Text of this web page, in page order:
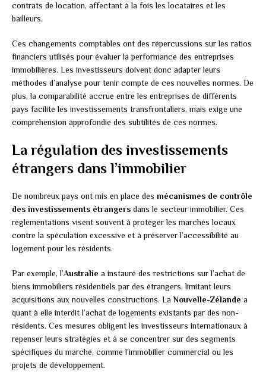
contrats de location, affectant à la fois les locataires et les
bailleurs.
Ces changements comptables ont des répercussions sur les ratios
financiers utilisés pour évaluer la performance des entreprises
immobilières. Les investisseurs doivent donc adapter leurs
méthodes d’analyse pour tenir compte de ces nouvelles normes. De
plus, la comparabilité accrue entre les entreprises de différents
pays facilite les investissements transfrontaliers, mais exige une
compréhension approfondie des subtilités de ces normes.
La régulation des investissements
étrangers dans l’immobilier
De nombreux pays ont mis en place des mécanismes de contrôle
des investissements étrangers dans le secteur immobilier. Ces
réglementations visent souvent à protéger les marchés locaux
contre la spéculation excessive et à préserver l’accessibilité au
logement pour les résidents.
Par exemple, l’Australie a instauré des restrictions sur l’achat de
biens immobiliers résidentiels par des étrangers, limitant leurs
acquisitions aux nouvelles constructions. LaNouvelle-Zélande a
quant à elle interdit l’achat de logements existants par des non-
résidents. Ces mesures obligent les investisseurs internationaux à
repenser leurs stratégies et à se concentrer sur des segments
spécifiques du marché, comme l’immobilier commercial ou les
projets de développement.